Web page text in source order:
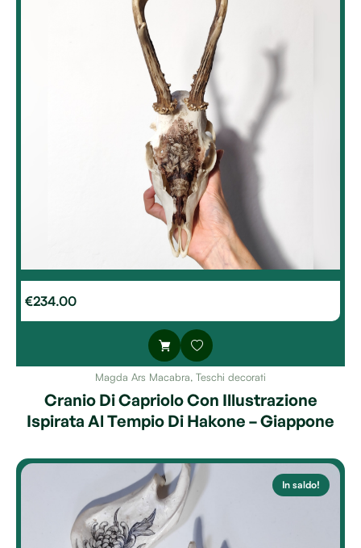
€234.00
Magda Ars Macabra, Teschi decorati
Cranio Di Capriolo Con Illustrazione
Ispirata Al Tempio Di Hakone – Giappone
In saldo!